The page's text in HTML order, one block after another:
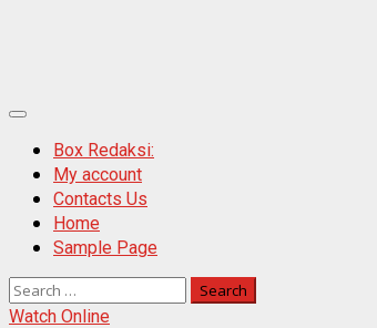
Primary
MenuBox Redaksi:
My account
Contacts Us
Home
Sample Page
Search
for:
Watch Online